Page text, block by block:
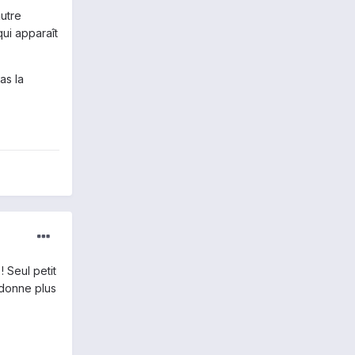
apparaît
la
Seul petit
plus